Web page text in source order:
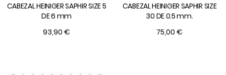
CABEZAL HEINIGER SAPHIR SIZE 5
DE 6 mm
93,90 €
CABEZAL HEINIGER SAPHIR SIZE
30 DE 0.5 mm.
75,00 €